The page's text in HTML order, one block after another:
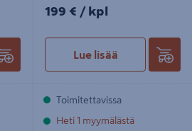
199€/kpl
199 € / kpl
Lue lisää
Toimitettavissa
Heti 1 myymälästä